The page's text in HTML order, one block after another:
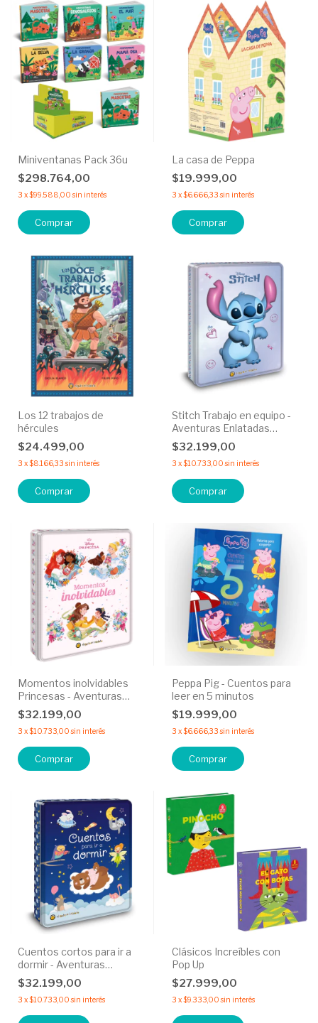
Miniventanas Pack 36u
$298.764,00
3 x$99.588,00 sin interés
La casa de Peppa
$19.999,00
3 x$6.666,33 sin interés
Los 12 trabajos de
hércules
$24.499,00
3 x$8.166,33 sin interés
Stitch Trabajo en equipo -
Aventuras Enlatadas
Disney
$32.199,00
3 x$10.733,00 sin interés
Momentos inolvidables
Princesas - Aventuras
Enlatadas
$32.199,00
3 x$10.733,00 sin interés
Peppa Pig - Cuentos para
leer en 5 minutos
$19.999,00
3 x$6.666,33 sin interés
Cuentos cortos para ir a
dormir - Aventuras
enlatadas
$32.199,00
3 x$10.733,00 sin interés
Clásicos Increíbles con
Pop Up
$27.999,00
3 x$9.333,00 sin interés